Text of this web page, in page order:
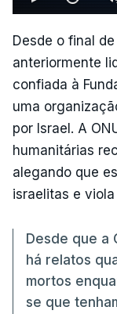
Desde o final
anteriormente
confiada à
uma
por Israel. A
humanitárias
alegando que
israelitas e
Desde que a
há relatos
mortos
se que